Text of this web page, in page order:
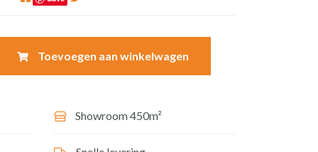
Toevoegen aan winkelwagen
Showroom 450m²